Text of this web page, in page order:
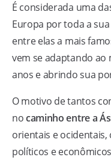
É considerada uma
Europa por toda a
entre elas a mais
vem se adaptando
anos e abrindo sua
O motivo de tantos
nocaminho entre a
orientais e
políticos e